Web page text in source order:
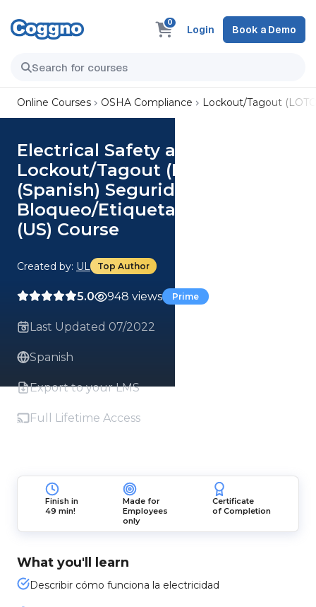
0
Login Book a Demo
Online Courses OSHA Compliance Lockout/Tagout
Electrical Safety and
Lockout/Tagout (LOTO) (US)
(Spanish) Seguridad Eléctrica y
Bloqueo/Etiquetado (LOTO)
(US) Course
Created by: UL Top Author
5.0 948 views Prime
Last Updated 07/2022
Spanish
Export to your LMS
Full Lifetime Access
Finish in
49 min!
Made for
Employees
only
Certificate
of Completion
What you'll learn
Describir cómo funciona la electricidad